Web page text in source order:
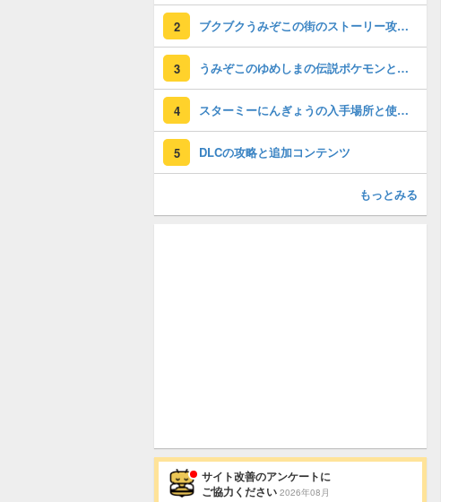
2 ブクブクうみぞこの街のストーリー攻略・DLC第1弾
3 うみぞこのゆめしまの伝説ポケモンとやることまとめ
4 スターミーにんぎょうの入手場所と使い道
5 DLCの攻略と追加コンテンツ
もっとみる
サイト改善のアンケートに
ご協力ください 2026年08月